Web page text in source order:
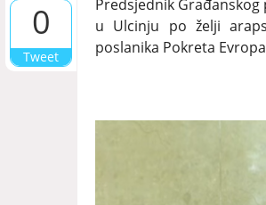
0
Tweet
Predsjednik
u Ulcinju po želji
poslanika Pokreta Evropa